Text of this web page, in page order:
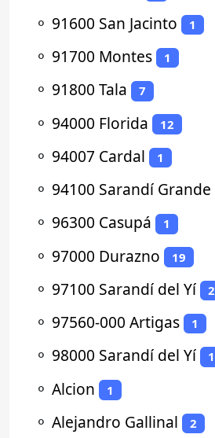
⚬ 91600 San Jacinto 1
⚬ 91700 Montes 1
⚬ 91800 Tala 7
⚬ 94000 Florida 12
⚬ 94007 Cardal 1
⚬ 94100 Sarandí Grande
⚬ 96300 Casupá 1
⚬ 97000 Durazno 19
⚬ 97100 Sarandí del Yí 2
⚬ 97560-000 Artigas 1
⚬ 98000 Sarandí del Yí 1
⚬ Alcion 1
⚬ Alejandro Gallinal 2